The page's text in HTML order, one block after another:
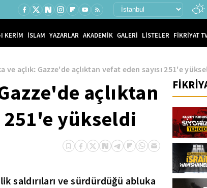
KERİM İSLAM YAZARLAR AKADEMİK GALERİ LİSTELER FİKRİYAT
ve açlık: Gazze'de açlıktan vefat eden sayısı 251'e
açlıktan
251'e yükseldi
saldırıları ve sürdürdüğü abluka